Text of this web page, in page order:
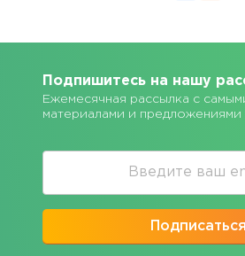
Подпишитесь на нашу
Ежемесячная рассылка с
материалами и предложениями
Подписаться